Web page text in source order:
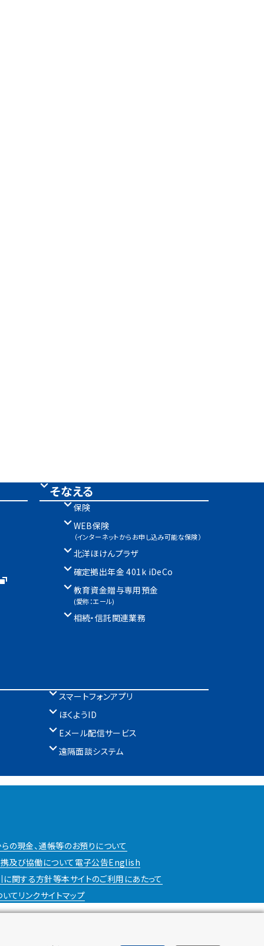
そなえる
保険
WEB保険
（インターネットからお申し込み可能な保険）
北洋ほけんプラザ
確定拠出年金 401k iDeCo
教育資金贈与専用預金
(愛称：エール)
相続・信託関連業務
スマートフォンアプリ
ほくようID
Eメール配信サービス
遠隔面談システム
の現金、通帳等のお預りについて
及び協働について 電子公告English
に関する方針等本サイトのご利用にあたって
て リンクサイトマップ